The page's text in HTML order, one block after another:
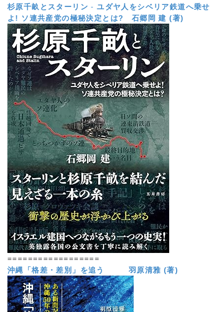
杉原千畝とスターリン -ユダヤ人をシベリア鉄道へ乗せ
よ! ソ連共産党の極秘決定とは?
石郷岡 建 (著)
==================
沖縄「格差・差別」を追う 羽原清雅 (著)